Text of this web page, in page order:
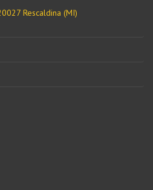
Rescaldina (MI)